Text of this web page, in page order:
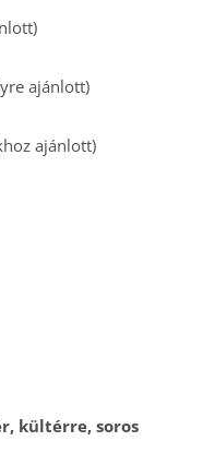
ajánlott)
ajánlott)
kültérre, soros